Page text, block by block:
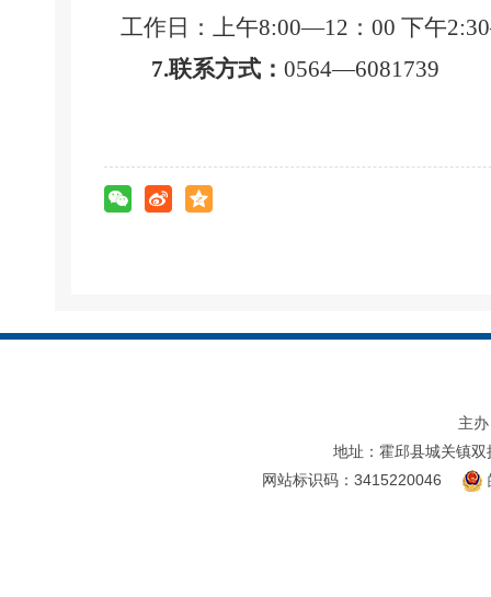
工作日：上午8:00—12：00 下午
7.联系方式： 0564—6081739
主
地址：霍邱县城关镇双
网站标识码：3415220046